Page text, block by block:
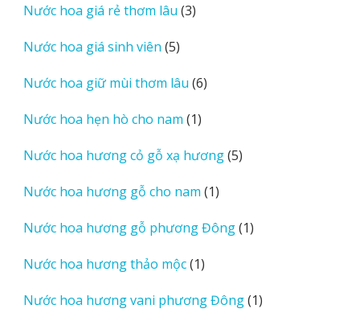
Nước hoa giá rẻ thơm lâu 33
Nước hoa giá sinh viên 55
phẩm
Nước hoa giữ mùi thơm lâu 66
Nước hoa hẹn hò cho nam 11
phẩm
Nước hoa hương cỏ gỗ xạ hương 55
Nước hoa hương gỗ cho nam 11
phẩm
Nước hoa hương gỗ phương Đông 11
Nước hoa hương thảo mộc 11
phẩm
Nước hoa hương vani phương Đông 11